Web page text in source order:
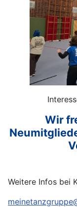
Wir
Weitere Infos bei